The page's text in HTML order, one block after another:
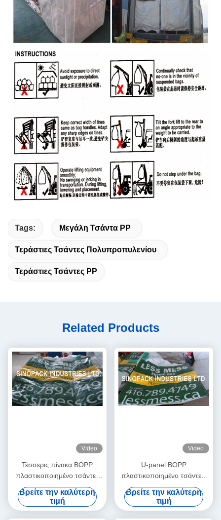
Tags: Μεγάλη Τσάντα PP
Τεράστιες Τσάντες Πολυπροπυλενίου
Τεράστιες Τσάντες PP
Related Products
Video
Τέσσερις πίνακα BOPP
πλαστικοποιημένο τσάντες
με σταυρό βρόχους γωνία,
πολυπροπυλένιο Jumbo
Τσάντες
Βρείτε την καλύτερη
τιμή
Video
U-panel BOPP
πλαστικοποιημένο τσάντες,
PP Jumbo Τσάντες
εσωτερικό με βρόχους γωνία
Βρείτε την καλύτερη
τιμή